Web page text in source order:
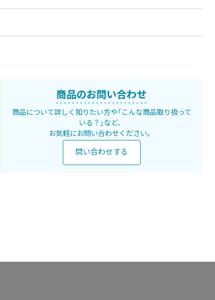
商品のお問い合わせ
商品について詳しく知りたい方や「こんな商品取り扱って
いる？」など、
お気軽にお問い合わせください。
問い合わせする